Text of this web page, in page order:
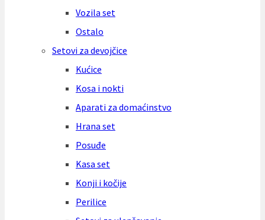
Vozila set
Ostalo
Setovi za devojčice
Kućice
Kosa i nokti
Aparati za domaćinstvo
Hrana set
Posuđe
Kasa set
Konji i kočije
Perilice